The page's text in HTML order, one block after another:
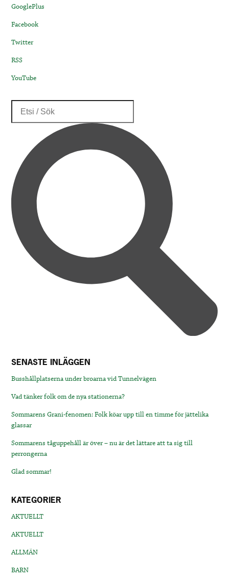
GooglePlus
Facebook
Twitter
RSS
YouTube
SENASTE INLÄGGEN
Busshållplatserna under broarna vid Tunnelvägen
Vad tänker folk om de nya stationerna?
Sommarens Grani-fenomen: Folk köar upp till en timme för jättelika
glassar
Sommarens tåguppehåll är över – nu är det lättare att ta sig till
perrongerna
Glad sommar!
KATEGORIER
AKTUELLT
AKTUELLT
ALLMÄN
BARN